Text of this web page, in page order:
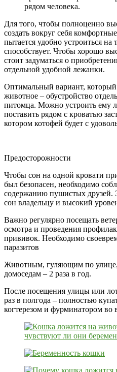
рядом человека.
Для того, чтобы полноценно
создать вокруг себя
пытается удобно устроиться на
способствует. Чтобы хорошо
стоит задуматься о
отдельной удобной лежанки.
Оптимальный вариант, который
животное – обустройство
питомца. Можно устроить ему
поставить рядом с кроватью
котором котофей будет с
Предосторожности
Чтобы сон на одной кровати
был безопасен, необходимо
содержанию пушистых друзей.
сон владельцу и высокий
Важно регулярно посещать
осмотра и проведения
прививок. Необходимо
паразитов
Животным, гуляющим по улице,
домоседам – 2 раза в год.
После посещения улицы или
раз в полгода – полностью
когтерезом и фурминатором во